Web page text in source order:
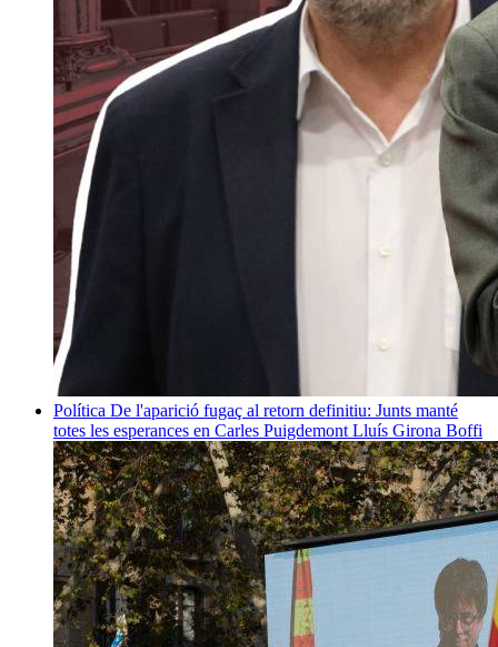
Política De l'aparició fugaç al retorn definitiu: Junts manté
totes les esperances en Carles Puigdemont Lluís Girona Boffi